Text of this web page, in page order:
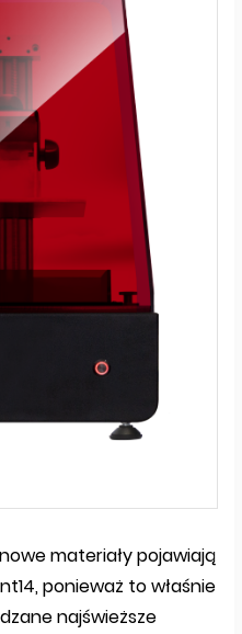
materiały pojawiają
ponieważ to właśnie
najświeższe